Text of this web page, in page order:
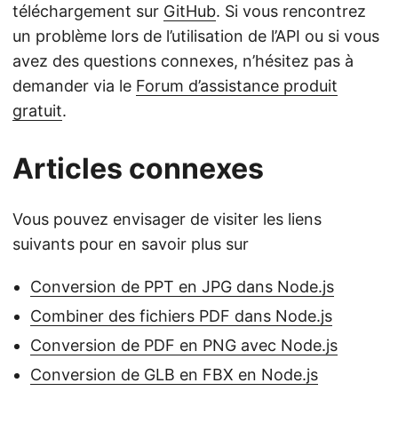
téléchargement sur GitHub. Si vous rencontrez
un problème lors de l’utilisation de l’API ou si vous
avez des questions connexes, n’hésitez pas à
demander via le Forum d’assistance produit
gratuit.
Articles connexes
Vous pouvez envisager de visiter les liens
suivants pour en savoir plus sur
Conversion de PPT en JPG dans Node.js
Combiner des fichiers PDF dans Node.js
Conversion de PDF en PNG avec Node.js
Conversion de GLB en FBX en Node.js